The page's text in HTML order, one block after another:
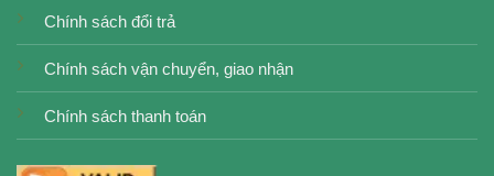
Chính sách đổi trả
Chính sách vận chuyển, giao nhận
Chính sách thanh toán